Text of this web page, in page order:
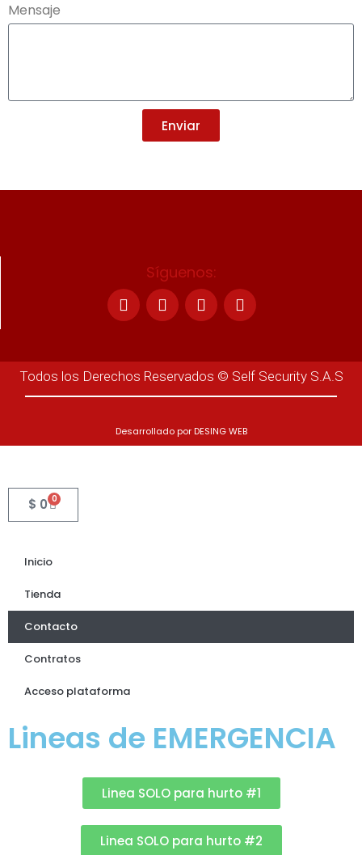
Mensaje
Enviar
Síguenos:
Todos los Derechos Reservados © Self Security S.A.S
Desarrollado por DESING WEB
$ 0 0
Inicio
Tienda
Contacto
Contratos
Acceso plataforma
Lineas de EMERGENCIA
Linea SOLO para hurto #1
Linea SOLO para hurto #2